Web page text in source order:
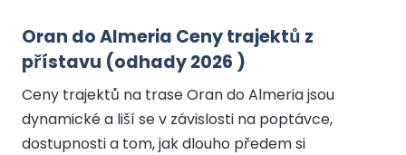
Oran do Almeria Ceny trajektů z
přístavu (odhady 2026 )
Ceny trajektů na trase Oran do Almeria jsou
dynamické a liší se v závislosti na poptávce,
dostupnosti a tom, jak dlouho předem si